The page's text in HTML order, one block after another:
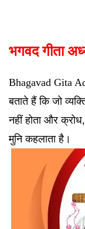
भगवद गीता
Bhagavad Gita
बताते हैं कि जो
नहीं होता और
मुनि कहलाता है।